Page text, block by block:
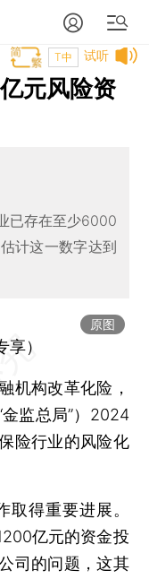
试听
T中
元风险资
已存在至少6000
计这一数字达到
原图
享）
机构改革化险，
监总局”）2024
险行业的风险化
得重要进展。
亿元的资金投
司的问题，这其